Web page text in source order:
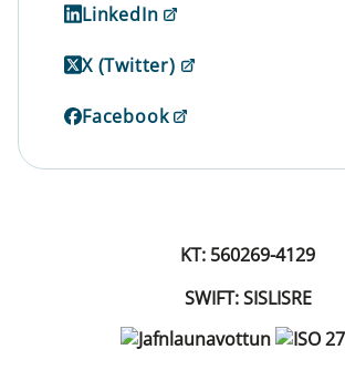
LinkedIn
X (Twitter)
Facebook
KT: 560269-4129
SWIFT: SISLISRE